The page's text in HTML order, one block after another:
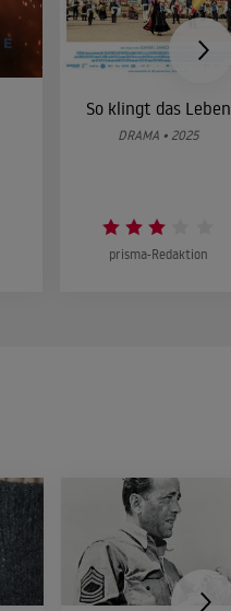
So klingt das Leben
DRAMA • 2025
prisma-Redaktion